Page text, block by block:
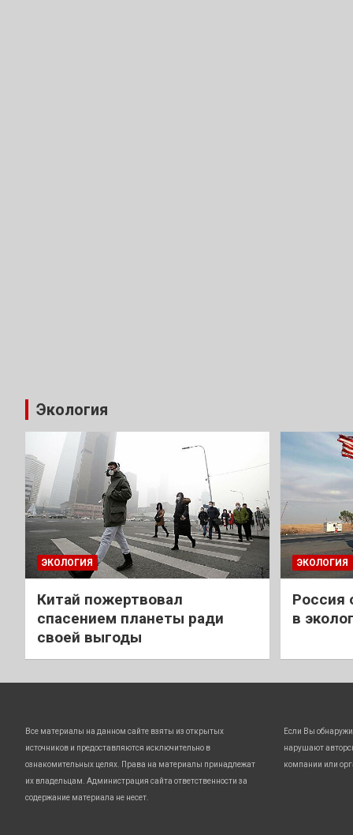
Экология
ЭКОЛОГИЯ
Китай пожертвовал
спасением планеты ради
своей выгоды
ЭКОЛОГИЯ
Россия
в
Все материалы на данном сайте взяты из открытых
источников и предоставляются исключительно в
ознакомительных целях. Права на материалы принадлежат
их владельцам. Администрация сайта ответственности за
содержание материала не несет.
Если Вы
нарушают
компании или